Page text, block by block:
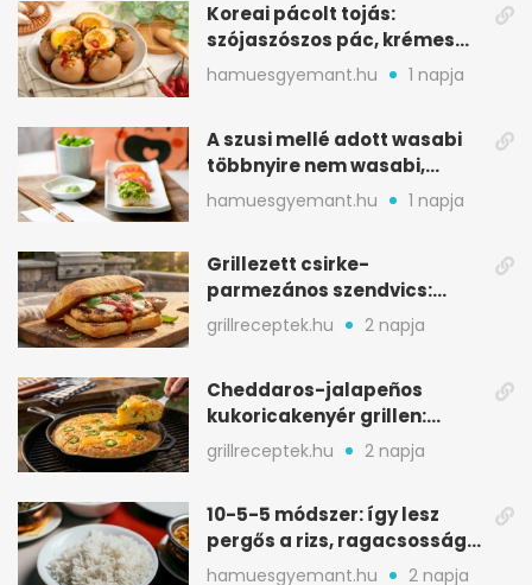
Koreai pácolt tojás:
szójaszószos pác, krémes
sárgája, pár óra alatt
hamuesgyemant.hu 1 napja
A szusi mellé adott wasabi
többnyire nem wasabi,
hanem fűszerkeverék
hamuesgyemant.hu 1 napja
Grillezett csirke-
parmezános szendvics:
ropogós csirke, olvadó sajt
grillreceptek.hu 2 napja
Cheddaros-jalapeños
kukoricakenyér grillen:
ropogós alj, puha belső
grillreceptek.hu 2 napja
10-5-5 módszer: így lesz
pergős a rizs, ragacsosság
nélkül
hamuesgyemant.hu 2 napja